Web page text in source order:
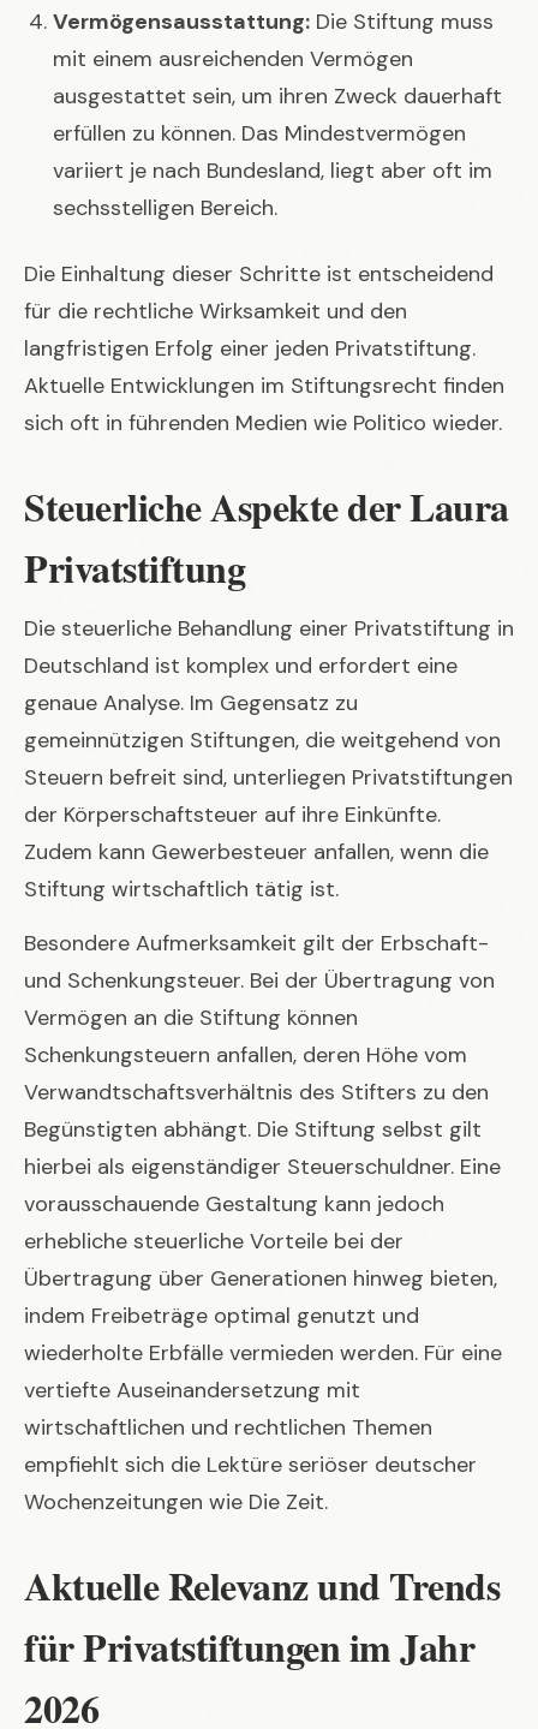
Vermögensausstattung: Die Stiftung muss
mit einem ausreichenden Vermögen
ausgestattet sein, um ihren Zweck dauerhaft
erfüllen zu können. Das Mindestvermögen
variiert je nach Bundesland, liegt aber oft im
sechsstelligen Bereich.
Die Einhaltung dieser Schritte ist entscheidend
für die rechtliche Wirksamkeit und den
langfristigen Erfolg einer jeden Privatstiftung.
Aktuelle Entwicklungen im Stiftungsrecht finden
sich oft in führenden Medien wie Politico wieder.
Steuerliche Aspekte der Laura
Privatstiftung
Die steuerliche Behandlung einer Privatstiftung in
Deutschland ist komplex und erfordert eine
genaue Analyse. Im Gegensatz zu
gemeinnützigen Stiftungen, die weitgehend von
Steuern befreit sind, unterliegen Privatstiftungen
der Körperschaftsteuer auf ihre Einkünfte.
Zudem kann Gewerbesteuer anfallen, wenn die
Stiftung wirtschaftlich tätig ist.
Besondere Aufmerksamkeit gilt der Erbschaft-
und Schenkungsteuer. Bei der Übertragung von
Vermögen an die Stiftung können
Schenkungsteuern anfallen, deren Höhe vom
Verwandtschaftsverhältnis des Stifters zu den
Begünstigten abhängt. Die Stiftung selbst gilt
hierbei als eigenständiger Steuerschuldner. Eine
vorausschauende Gestaltung kann jedoch
erhebliche steuerliche Vorteile bei der
Übertragung über Generationen hinweg bieten,
indem Freibeträge optimal genutzt und
wiederholte Erbfälle vermieden werden. Für eine
vertiefte Auseinandersetzung mit
wirtschaftlichen und rechtlichen Themen
empfiehlt sich die Lektüre seriöser deutscher
Wochenzeitungen wie Die Zeit.
Aktuelle Relevanz und Trends
für Privatstiftungen im Jahr
2026